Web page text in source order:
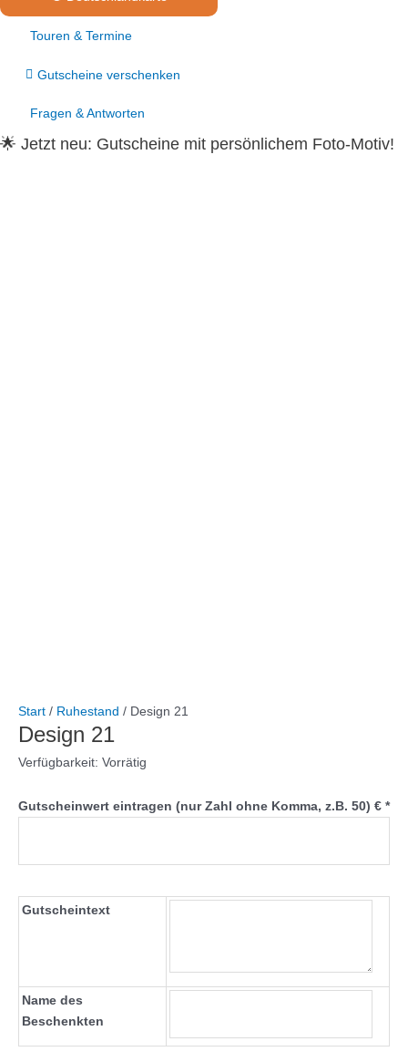
Touren & Termine
Gutscheine verschenken
Fragen & Antworten
🌟 Jetzt neu: Gutscheine mit persönlichem Foto-Motiv!
Start / Ruhestand / Design 21
Design 21
Verfügbarkeit: Vorrätig
Gutscheinwert eintragen (nur Zahl ohne Komma, z.B. 50) € *
Gutscheintext
Name des
Beschenkten